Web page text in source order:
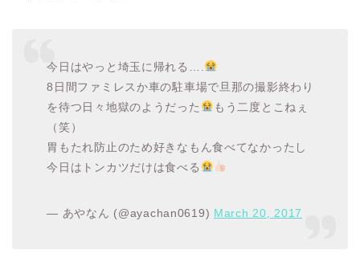
今日はやっと埼玉に帰れる….
8日間ファミレスか車の駐車場で旦那の撮影終わり
を待つ日々地獄のようだった
もう二度とこねぇ
（笑）
胃もたれ防止のため好きなもん食べてなかったし
今日はトンカツだけは食べる
— あやなん (@ayachan0619) March 20, 2017